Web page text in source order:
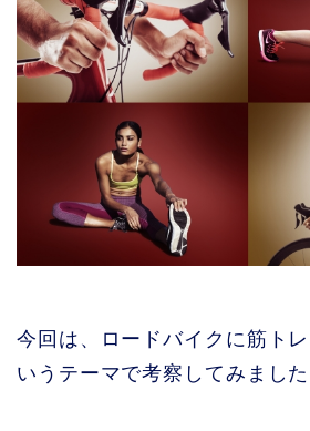
今回は、ロードバイクに筋ト
いうテーマで考察してみました